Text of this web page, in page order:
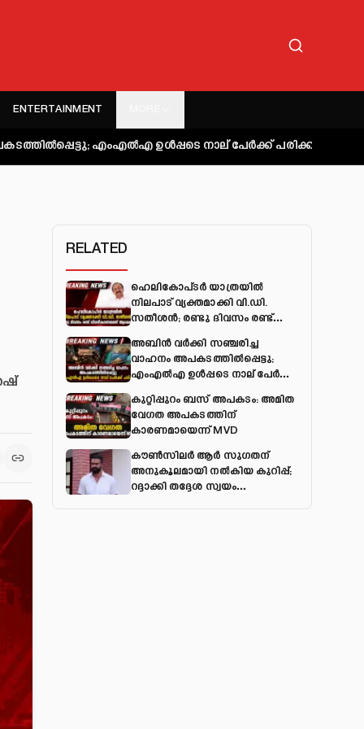
ENTERTAINMENT
എംഎല്‍എ ഉള്‍പ്പടെ നാല് പേര്‍ക്ക് പരിക്ക് കുറ്റിപ്പുറം ബസ്
RELATED
ഹെലികോപ്ടർ യാത്രയിൽ
നിലപാട് വ്യക്തമാക്കി വി.ഡി.
സതീശൻ; രണ്ടു ദിവസം രണ്ട്
അബിന്‍ വര്‍ക്കി സഞ്ചരിച്ച
വാഹനം അപകടത്തില്‍പ്പെട്ടു;
എംഎല്‍എ ഉള്‍പ്പടെ നാല് പേര്‍ക്ക്
കുറ്റിപ്പുറം ബസ് അപകടം: അമിത
വേഗത അപകടത്തിന്
കാരണമായെന്ന് MVD
കൗൺസിലർ ആർ സുഗതന്
അനുകൂലമായി നല്‍കിയ കുറിപ്പ്;
റദ്ദാക്കി തദ്ദേശ സ്വയം